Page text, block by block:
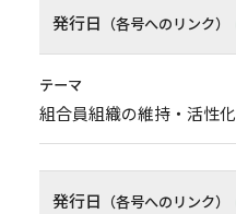
発行日 （各号へのリンク）
テーマ
組合員組織の維持・活性化
発行日 （各号へのリンク）